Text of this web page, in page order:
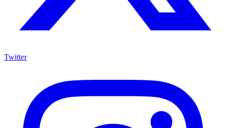
Twitter